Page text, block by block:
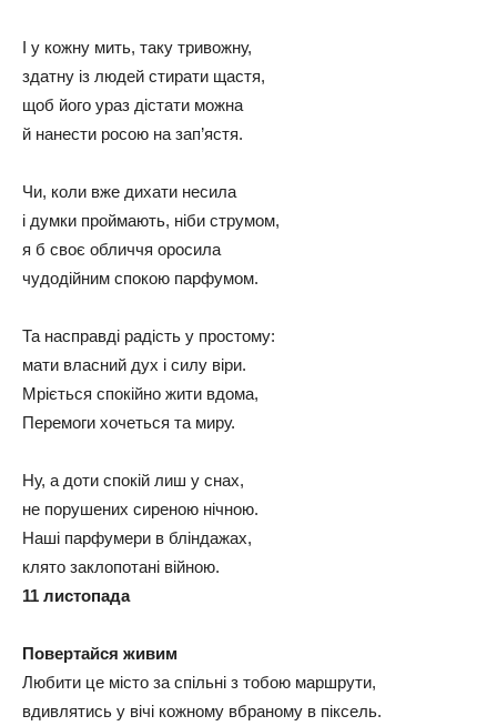
І у кожну мить, таку тривожну,
здатну із людей стирати щастя,
щоб його ураз дістати можна
й нанести росою на зап’ястя.
Чи, коли вже дихати несила
і думки проймають, ніби струмом,
я б своє обличчя оросила
чудодійним спокою парфумом.
Та насправді радість у простому:
мати власний дух і силу віри.
Мріється спокійно жити вдома,
Перемоги хочеться та миру.
Ну, а доти спокій лиш у снах,
не порушених сиреною нічною.
Наші парфумери в бліндажах,
клято заклопотані війною.
11 листопада
Повертайся живим
Любити це місто за спільні з тобою маршрути,
вдивлятись у вічі кожному вбраному в піксель.